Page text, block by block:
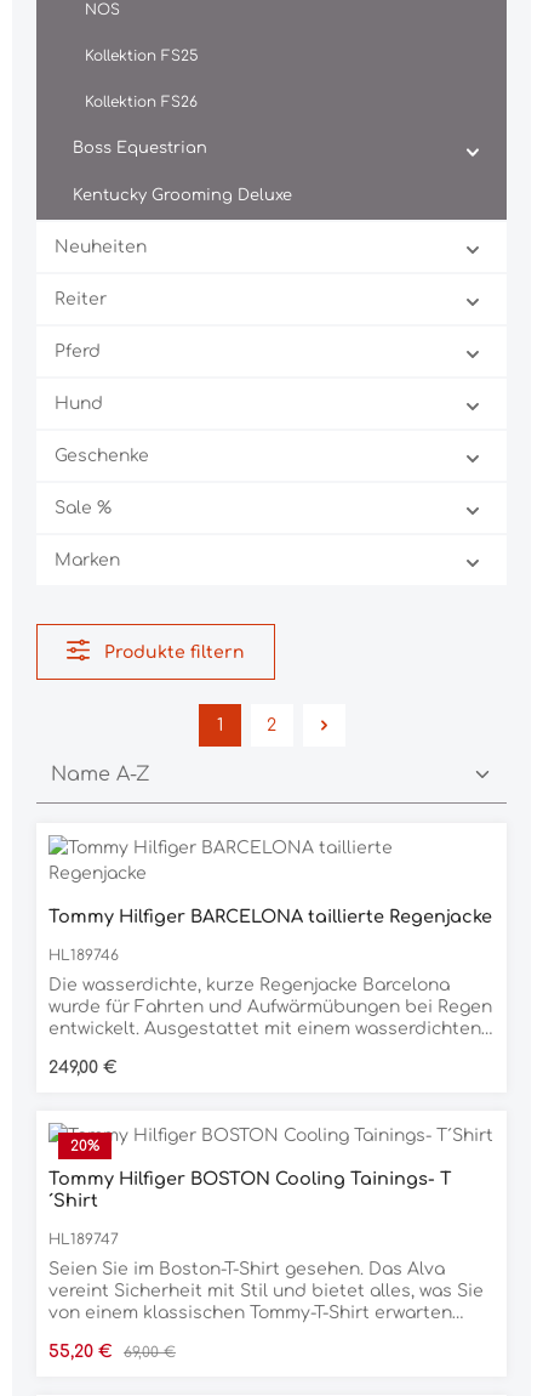
NOS
Kollektion FS25
Kollektion FS26
Boss Equestrian
Kentucky Grooming Deluxe
Neuheiten
Reiter
Pferd
Hund
Geschenke
Sale %
Marken
Produkte filtern
Seite
1
Seite
2
Tommy Hilfiger BARCELONA taillierte Regenjacke
HL189746
Die wasserdichte, kurze Regenjacke Barcelona
wurde für Fahrten und Aufwärmübungen bei Regen
entwickelt. Ausgestattet mit einem wasserdichten,
elastischen Kordel am Saum für einen sichereren
fahren möchten. Die hintere Lüftungsöffnung ist
mit einer auffälligen Global Stripe ID aus Silikon
versehen und der Look wird durch ein ikonisches
Flaggenlogo auf der Brust abgerundet.100%
Regulärer Preis:
249,00 €
20%
Tommy Hilfiger BOSTON Cooling Tainings- T
´Shirt
HL189747
Seien Sie im Boston-T-Shirt gesehen. Das Alva
vereint Sicherheit mit Stil und bietet alles, was Sie
von einem klassischen Tommy-T-Shirt erwarten
sportlichere Leistung im und außerhalb des
Verkaufspreis:
55,20 € Regulärer Preis:
69,00 €